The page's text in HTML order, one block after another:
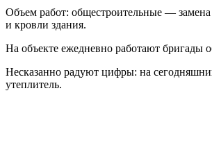
Объем работ: общестроительные —
и кровли здания.
На объекте ежедневно работают бригады
Несказанно радуют цифры: на
утеплитель.